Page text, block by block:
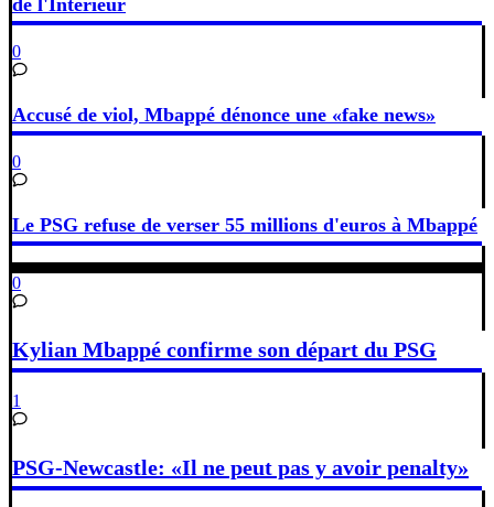
0
Accusé de viol, Mbappé dénonce une «fake news»
0
Le PSG refuse de verser 55 millions d'euros à Mbappé
0
Kylian Mbappé confirme son départ du PSG
1
PSG-Newcastle: «Il ne peut pas y avoir penalty»